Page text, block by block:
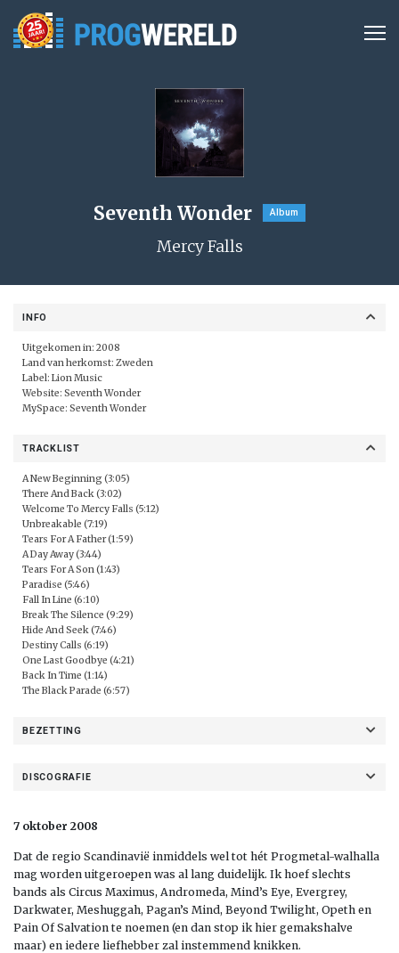
Seventh Wonder Album
Mercy Falls
INFO
Uitgekomen in: 2008
Land van herkomst: Zweden
Label: Lion Music
Website: Seventh Wonder
MySpace: Seventh Wonder
TRACKLIST
A New Beginning (3:05)
There And Back (3:02)
Welcome To Mercy Falls (5:12)
Unbreakable (7:19)
Tears For A Father (1:59)
A Day Away (3:44)
Tears For A Son (1:43)
Paradise (5:46)
Fall In Line (6:10)
Break The Silence (9:29)
Hide And Seek (7:46)
Destiny Calls (6:19)
One Last Goodbye (4:21)
Back In Time (1:14)
The Black Parade (6:57)
BEZETTING
DISCOGRAFIE
7 oktober 2008
Dat de regio Scandinavië inmiddels wel tot hét Progmetal-walhalla
mag worden uitgeroepen was al lang duidelijk. Ik hoef slechts
bands als Circus Maximus, Andromeda, Mind’s Eye, Evergrey,
Darkwater, Meshuggah, Pagan’s Mind, Beyond Twilight, Opeth en
Pain Of Salvation te noemen (en dan stop ik hier gemakshalve
maar) en iedere liefhebber zal instemmend knikken.